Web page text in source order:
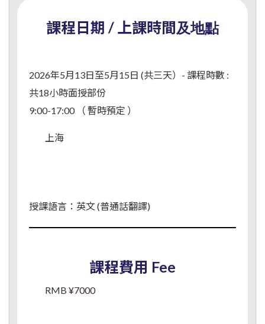
課程日期 / 上課時間及地點
2026年5月13日至5月15日 (共三天）- 課程時數 :
共18小時面授部份
9:00-17:00 （ 暫時預定 ）
上海
授課語言：英文 (普通話翻譯)
課程費用 Fee
RMB ¥7000